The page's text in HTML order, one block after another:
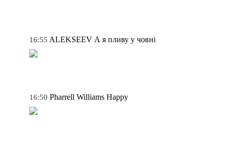
16:55 ALEKSEEV А я пливу у човні
16:50 Pharrell Williams Happy